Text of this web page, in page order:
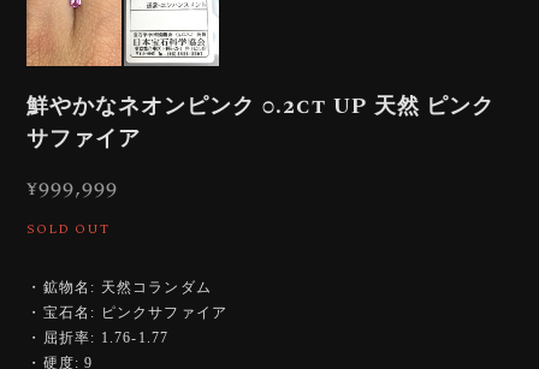
鮮やかなネオンピンク 0.2ct UP 天然 ピンク
サファイア
¥999,999
SOLD OUT
・鉱物名: 天然コランダム
・宝石名: ピンクサファイア
・屈折率: 1.76-1.77
・硬度: 9